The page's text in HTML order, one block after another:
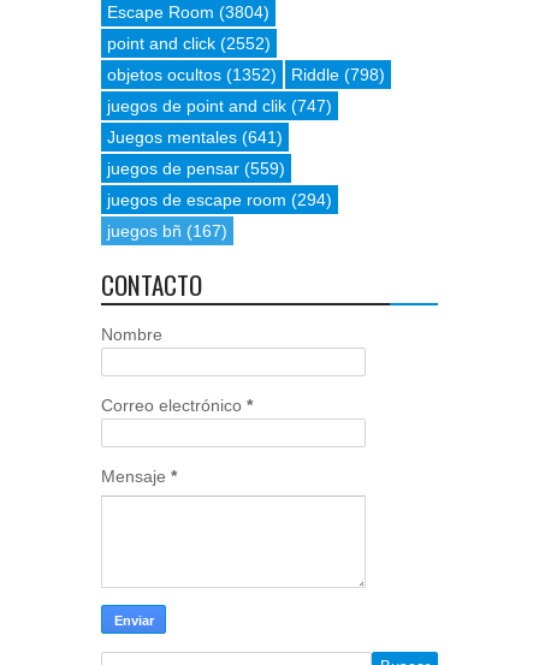
Escape Room (3804)
point and click (2552)
objetos ocultos (1352) Riddle (798)
juegos de point and clik (747)
Juegos mentales (641)
juegos de pensar (559)
juegos de escape room (294)
juegos bñ (167)
CONTACTO
Nombre
Correo electrónico *
Mensaje *